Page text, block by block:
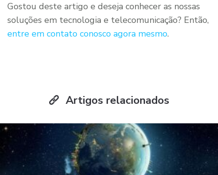
Gostou deste artigo e deseja conhecer as nossas
soluções em tecnologia e telecomunicação? Então,
entre em contato conosco agora mesmo.
Artigos relacionados